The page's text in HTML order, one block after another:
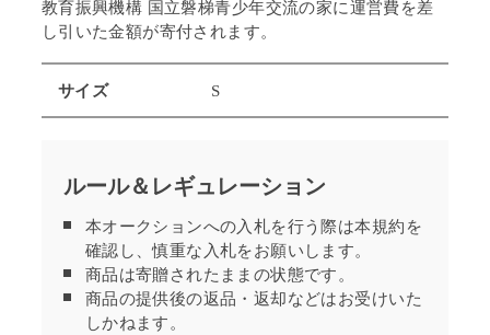
教育振興機構国立磐梯青少年交流の家に運営費を差
し引いた金額が寄付されます。
サイズ
S
ルール＆レギュレーション
本オークションへの入札を行う際は本規約を
確認し、慎重な入札をお願いします。
商品は寄贈されたままの状態です。
商品の提供後の返品・返却などはお受けいた
しかねます。